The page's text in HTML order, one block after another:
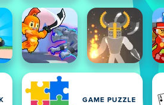
GAME PUZZLE